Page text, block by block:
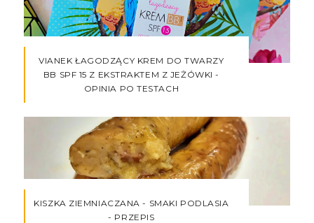
VIANEK ŁAGODZĄCY KREM DO TWARZY
BB SPF 15 Z EKSTRAKTEM Z JEŻÓWKI -
OPINIA PO TESTACH
KISZKA ZIEMNIACZANA - SMAKI PODLASIA
- PRZEPIS